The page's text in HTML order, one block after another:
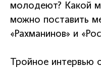
молодеют? Какой
можно поставить
«Рахманинов» и
Тройное интервью